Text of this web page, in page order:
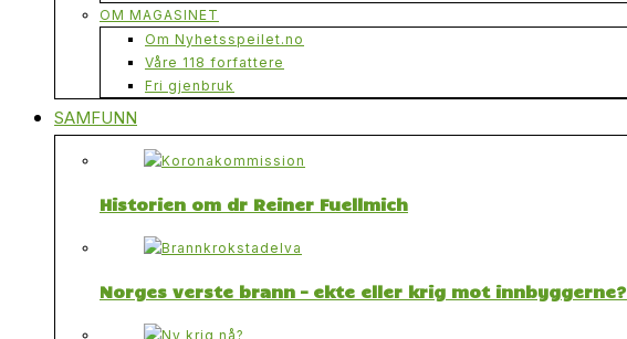
OM MAGASINET
Om Nyhetsspeilet.no
Våre 118 forfattere
Fri gjenbruk
SAMFUNN
Historien om dr Reiner Fuellmich
Norges verste brann – ekte eller krig mot innbyggerne?